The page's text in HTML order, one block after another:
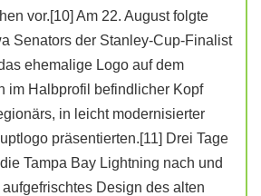
vor.[10] Am 22. August folgte
Senators der Stanley-Cup-Finalist
ehemalige Logo auf dem
im Halbprofil befindlicher Kopf
in leicht modernisierter
präsentierten.[11] Drei Tage
Tampa Bay Lightning nach und
Design des alten